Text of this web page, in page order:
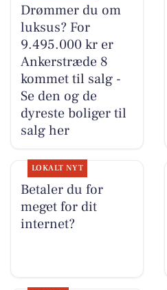
Drømmer du om
luksus? For
9.495.000 kr er
Ankerstræde 8
kommet til salg -
Se den og de
dyreste boliger til
salg her
LOKALT NYT
Betaler du for
meget for dit
internet?